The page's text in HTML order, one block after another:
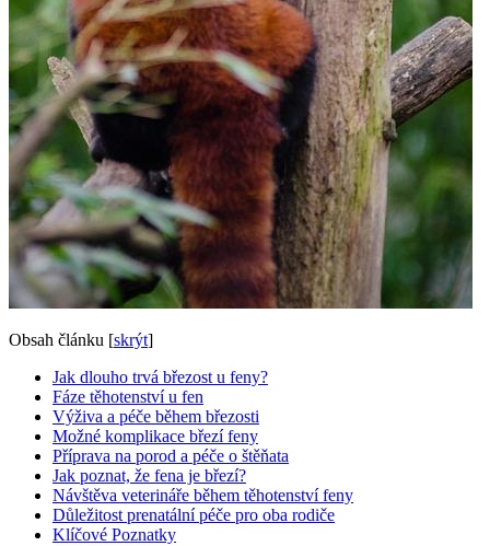
Obsah článku [skrýt]
Jak dlouho trvá březost u feny?
Fáze těhotenství u fen
Výživa a péče během březosti
Možné komplikace březí feny
Příprava na porod a péče o štěňata
Jak poznat, že fena je březí?
Návštěva veterináře během těhotenství feny
Důležitost prenatální péče pro oba rodiče
Klíčové Poznatky